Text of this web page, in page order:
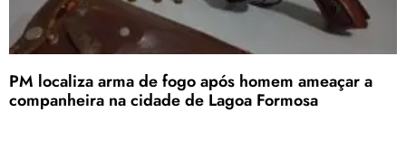
PM localiza arma de fogo após homem ameaçar a
companheira na cidade de Lagoa Formosa